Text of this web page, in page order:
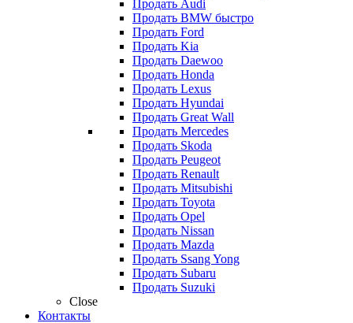
Продать Audi
Продать BMW быстро
Продать Ford
Продать Kia
Продать Daewoo
Продать Honda
Продать Lexus
Продать Hyundai
Продать Great Wall
Продать Mercedes
Продать Skoda
Продать Peugeot
Продать Renault
Продать Mitsubishi
Продать Toyota
Продать Opel
Продать Nissan
Продать Mazda
Продать Ssang Yong
Продать Subaru
Продать Suzuki
Close
Контакты